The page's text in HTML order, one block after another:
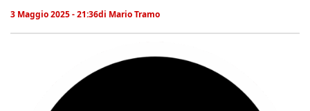
3 Maggio 2025 - 21:36di Mario Tramo